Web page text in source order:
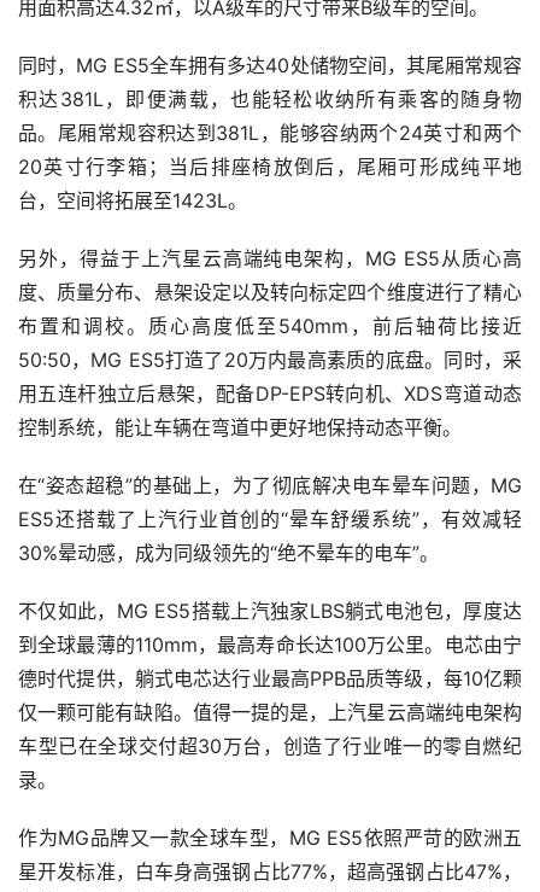
用面积高达4.32㎡，以A级车的尺寸带来B级车的空间。
同时，MG ES5全车拥有多达40处储物空间，其尾厢常规容
积达381L，即便满载，也能轻松收纳所有乘客的随身物
品。尾厢常规容积达到381L，能够容纳两个24英寸和两个
20英寸行李箱；当后排座椅放倒后，尾厢可形成纯平地
台，空间将拓展至1423L。
另外，得益于上汽星云高端纯电架构，MG ES5从质心高
度、质量分布、悬架设定以及转向标定四个维度进行了精心
布置和调校。质心高度低至540mm，前后轴荷比接近
50:50，MG ES5打造了20万内最高素质的底盘。同时，采
用五连杆独立后悬架，配备DP-EPS转向机、XDS弯道动态
控制系统，能让车辆在弯道中更好地保持动态平衡。
在“姿态超稳”的基础上，为了彻底解决电车晕车问题，MG
ES5还搭载了上汽行业首创的“晕车舒缓系统”，有效减轻
30%晕动感，成为同级领先的“绝不晕车的电车”。
不仅如此，MG ES5搭载上汽独家LBS躺式电池包，厚度达
到全球最薄的110mm，最高寿命长达100万公里。电芯由宁
德时代提供，躺式电芯达行业最高PPB品质等级，每10亿颗
仅一颗可能有缺陷。值得一提的是，上汽星云高端纯电架构
车型已在全球交付超30万台，创造了行业唯一的零自燃纪
录。
作为MG品牌又一款全球车型，MG ES5依照严苛的欧洲五
星开发标准，白车身高强钢占比77%，超高强钢占比47%，